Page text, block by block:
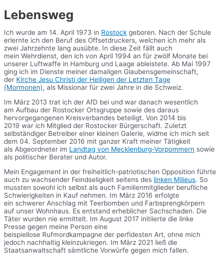
Lebensweg
Ich wurde am 14. April 1973 in Rostock geboren. Nach der Schule
erlernte ich den Beruf des Offsetdruckers, welchen ich mehr als
zwei Jahrzehnte lang ausübte. In diese Zeit fällt auch
mein Wehrdienst, den ich von April 1994 an für zwölf Monate bei
unserer Luftwaffe in Hamburg und Laage ableistete. Ab Mai 1997
ging ich im Dienste meiner damaligen Glaubensgemeinschaft,
der Kirche Jesu Christi der Heiligen der Letzten Tage
(Mormonen), als Missionar für zwei Jahre in die Schweiz.
Im März 2013 trat ich der AfD bei und war danach wesentlich
am Aufbau der Rostocker Ortsgruppe sowie des daraus
hervorgegangenen Kreisverbandes beteiligt. Von 2014 bis
2019 war ich Mitglied der Rostocker Bürgerschaft. Zuletzt
selbständiger Betreiber einer kleinen Galerie, widme ich mich seit
dem 04. September 2016 mit ganzer Kraft meiner Tätigkeit
als Abgeordneter im Landtag von Mecklenburg-Vorpommern sowie
als politischer Berater und Autor.
Mein Engagement in der freiheitlich-patriotischen Opposition führte
auch zu wachsender Feindseligkeit seitens des linken Milieus. So
mussten sowohl ich selbst als auch Familienmitglieder berufliche
Schwierigkeiten in Kauf nehmen. Im März 2016 erfolgte
ein schwerer Anschlag mit Teerbomben und Farbsprengkörpern
auf unser Wohnhaus. Es entstand erheblicher Sachschaden. Die
Täter wurden nie ermittelt. Im August 2017 initiierte die linke
Presse gegen meine Person eine
beispiellose Rufmordkampagne der perfidesten Art, ohne mich
jedoch nachhaltig kleinzukriegen. Im März 2021 ließ die
Staatsanwaltschaft sämtliche Vorwürfe gegen mich fallen.